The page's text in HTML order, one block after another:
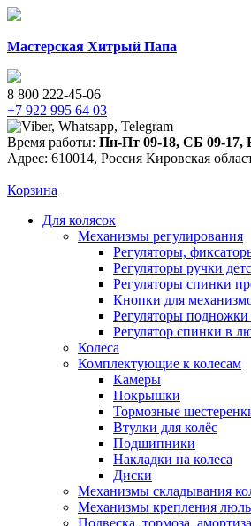
Мастерская Хитрый Папа
8 800 222-45-06
+7 922 995 64 03
Время работы: Пн-Пт 09-18, СБ 09-17,
Адрес: 610014, Россия Кировская
Корзина
Для колясок
Механизмы регулирования
Регуляторы,
Регуляторы ручки
Регуляторы спинки
Кнопки для
Регуляторы подножки
Регулятор спинки в
Колеса
Комплектующие к колесам
Камеры
Покрышки
Тормозные
Втулки для колёс
Подшипники
Накладки на колеса
Диски
Механизмы складывания
Механизмы крепления
Подвеска, тормоза,